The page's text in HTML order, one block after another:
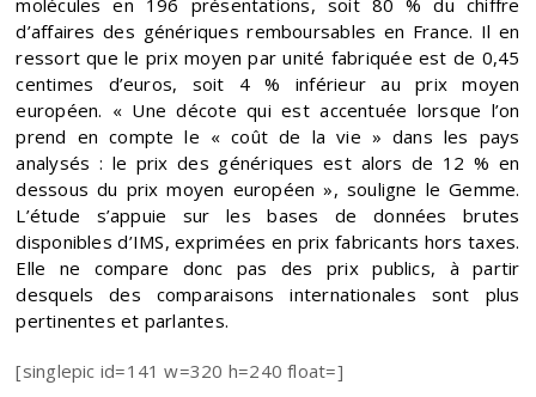
d’affaires des génériques remboursables en France. Il en
ressort que le prix moyen par unité fabriquée est de 0,45
centimes d’euros, soit 4 % inférieur au prix moyen
européen. « Une décote qui est accentuée lorsque l’on
prend en compte le « coût de la vie » dans les pays
analysés : le prix des génériques est alors de 12 % en
dessous du prix moyen européen », souligne le Gemme.
L’étude s’appuie sur les bases de données brutes
disponibles d’IMS, exprimées en prix fabricants hors taxes.
Elle ne compare donc pas des prix publics, à partir
desquels des comparaisons internationales sont plus
pertinentes et parlantes.
[singlepic id=141 w=320 h=240 float=]